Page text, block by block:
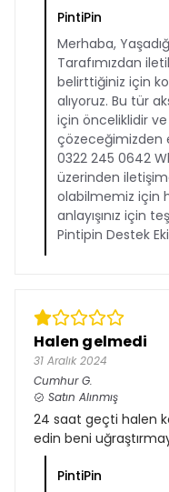
PintiPin
Merhaba,
Tarafımızdan
belirttiğiniz için
alıyoruz. Bu tür
için önceliklidir
çözeceğimizden
0322 245 0642
üzerinden
olabilmemiz için
anlayışınız için
Pintipin Destek
Halen gelmedi
31 Aralık 2024
Cumhur G.
Satın Alınmış
24 saat geçti halen
edin beni
PintiPin